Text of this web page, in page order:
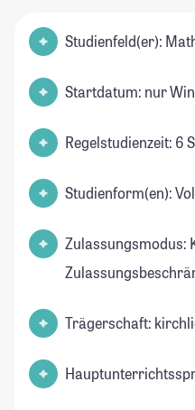
Studienfeld(er):
Startdatum: nur
Regelstudienzeit: 6
Studienform(en):
Zulassungsmodus:
Trägerschaft: